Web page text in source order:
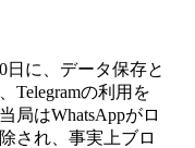
日に、データ保存と
Telegramの利用を
局はWhatsAppがロ
され、事実上ブロ